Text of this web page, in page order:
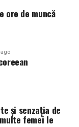
ore de muncă
și senzația de
femei le